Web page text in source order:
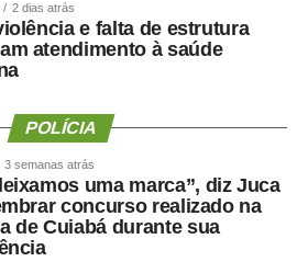
possibilidade de uma nova
batido e ponta virada”, disse na
Maluf confirmou a aliança entre
que as siglas haviam chegado
juntas nas eleições.
uma mudança de última
2 dias atrás
e falta de estrutura
atendimento à saúde
POLÍCIA
3 semanas atrás
uma marca”, diz Juca
concurso realizado na
de Cuiabá durante sua